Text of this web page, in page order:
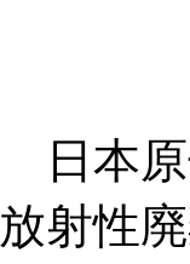
日本原
放射性